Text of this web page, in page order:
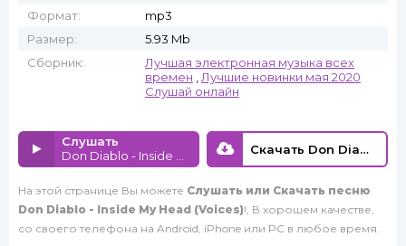
Формат:
mp3
Размер:
5.93 Mb
Сборник:
Лучшая электронная музыка всех
времен
Лучшие новинки мая 2020
Слушай онлайн
Слушать
Скачать Don Diablo - Inside My Head (Voices)
На этой странице Вы можете Слушать или Скачать песню
Don Diablo - Inside My Head (Voices)!, В хорошем качестве,
со своего телефона на Android, iPhone или PC в любое время.